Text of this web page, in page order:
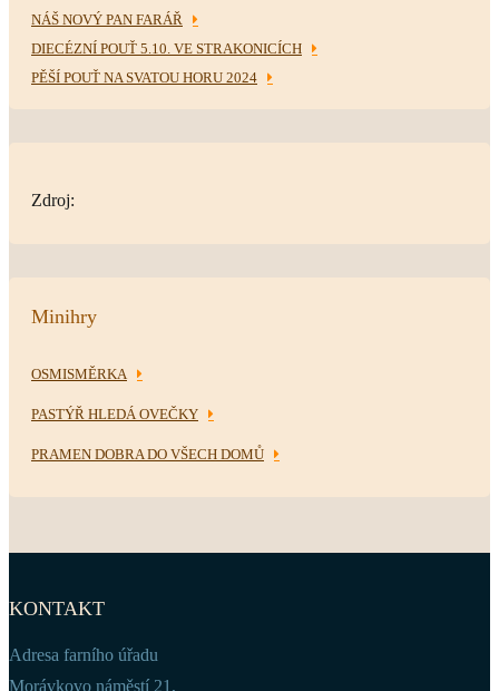
NÁŠ NOVÝ PAN FARÁŘ
DIECÉZNÍ POUŤ 5.10. VE STRAKONICÍCH
PĚŠÍ POUŤ NA SVATOU HORU 2024
Zdroj:
Minihry
OSMISMĚRKA
PASTÝŘ HLEDÁ OVEČKY
PRAMEN DOBRA DO VŠECH DOMŮ
KONTAKT
Adresa farního úřadu
Morávkovo náměstí 21,